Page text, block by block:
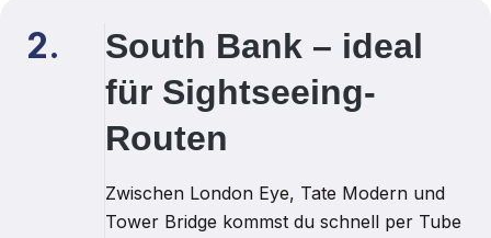
2.
South Bank – ideal
für Sightseeing-
Routen
Zwischen London Eye, Tate Modern und
Tower Bridge kommst du schnell per Tube